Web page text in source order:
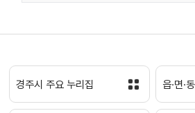
경주시 주요 누리집 읍·면·